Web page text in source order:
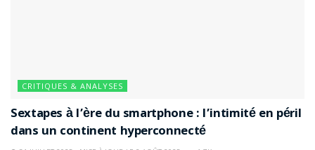
CRITIQUES & ANALYSES
Sextapes à l’ère du smartphone : l’intimité en péril
dans un continent hyperconnecté